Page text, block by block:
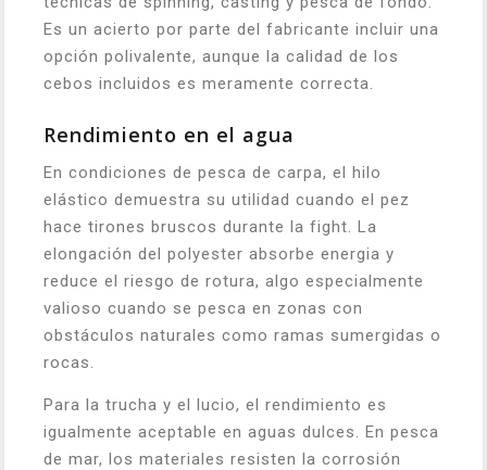
Es un acierto por parte del fabricante incluir una
opción polivalente, aunque la calidad de los
cebos incluidos es meramente correcta.
Rendimiento en el agua
En condiciones de pesca de carpa, el hilo
elástico demuestra su utilidad cuando el pez
hace tirones bruscos durante la fight. La
elongación del polyester absorbe energia y
reduce el riesgo de rotura, algo especialmente
valioso cuando se pesca en zonas con
obstáculos naturales como ramas sumergidas o
rocas.
Para la trucha y el lucio, el rendimiento es
igualmente aceptable en aguas dulces. En pesca
de mar, los materiales resisten la corrosión